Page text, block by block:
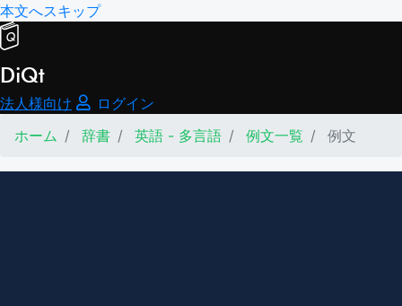
本文へスキップ
DiQt
法人様向け
ログイン
ホーム
辞書 英語 - 多言語 例文一覧 例文